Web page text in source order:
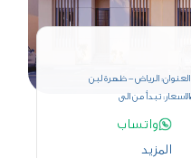
العنوان: الرياض - ظهرة لبن
الاسعار: تبدأ من الى
واتساب
المزيد